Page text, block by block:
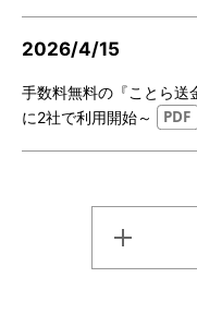
2026/4/15
手数料無料の『ことら送
に2社で利用開始～